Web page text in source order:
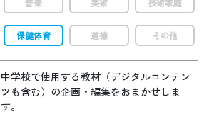
音楽 美術 技術家庭
保健体育 道徳 その他
中学校で使用する教材（デジタルコンテン
ツも含む）の企画・編集をおまかせしま
す。